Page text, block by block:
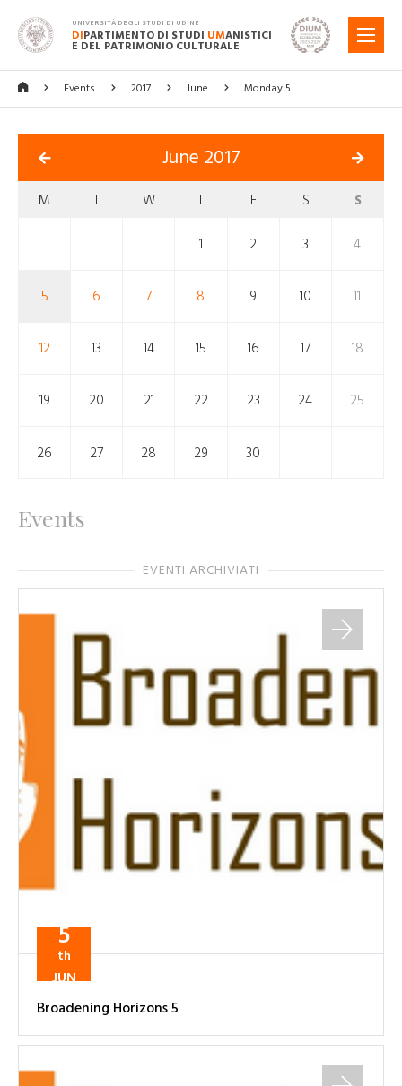
UNIVERSITÀ DEGLI STUDI DI UDINE
DIPARTIMENTO DI STUDI UMANISTICI
E DEL PATRIMONIO CULTURALE
MENU
Events 2017 June Monday 5
June 2017
M T W T F S S
1 2 3 4
5 6 7 8 9 10 11
12 13 14 15 16 17 18
19 20 21 22 23 24 25
26 27 28 29 30
Events
EVENTI ARCHIVIATI
5
th
JUN
Broadening Horizons 5